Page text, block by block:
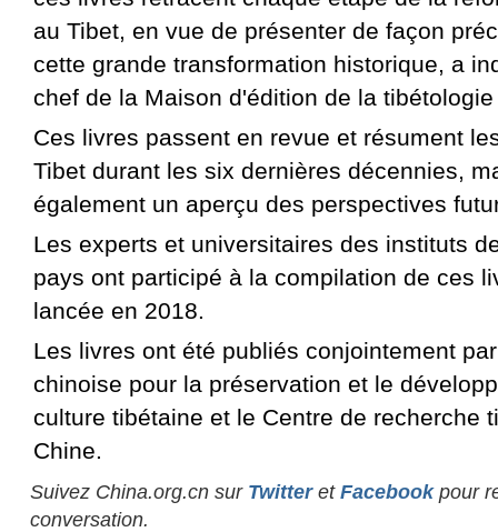
au Tibet, en vue de présenter de façon
cette grande transformation historique, a
chef de la Maison d'édition de la
Ces livres passent en revue et résument
Tibet durant les six dernières décennies,
également un aperçu des perspectives
Les experts et universitaires des instituts
pays ont participé à la compilation de ces
lancée en 2018.
Les livres ont été publiés conjointement
chinoise pour la préservation et le
culture tibétaine et le Centre de recherche
Chine.
Suivez China.org.cn sur Twitteret Facebookpour
conversation.